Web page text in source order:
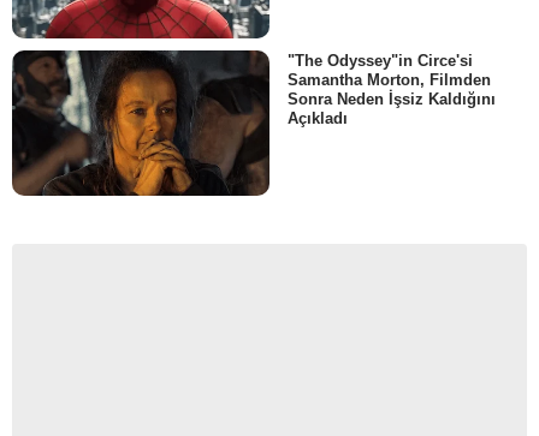
"The Odyssey"in Circe'si
Samantha Morton, Filmden
Sonra Neden İşsiz Kaldığını
Açıkladı